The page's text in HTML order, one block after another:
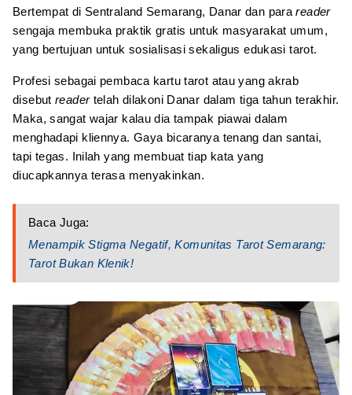
Bertempat di Sentraland Semarang, Danar dan parareader
sengaja membuka praktik gratis untuk masyarakat umum,
yang bertujuan untuk sosialisasi sekaligus edukasi tarot.
Profesi sebagai pembaca kartu tarot atau yang akrab
disebut reader telah dilakoni Danar dalam tiga tahun terakhir.
Maka, sangat wajar kalau dia tampak piawai dalam
menghadapi kliennya. Gaya bicaranya tenang dan santai,
tapi tegas. Inilah yang membuat tiap kata yang
diucapkannya terasa menyakinkan.
Baca Juga:
Menampik Stigma Negatif, Komunitas Tarot Semarang:
Tarot Bukan Klenik!